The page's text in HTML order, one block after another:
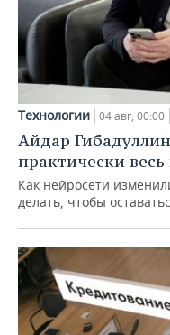
Технологии 04 авг, 00:00
Айдар
практически
Как нейросети
делать, чтобы